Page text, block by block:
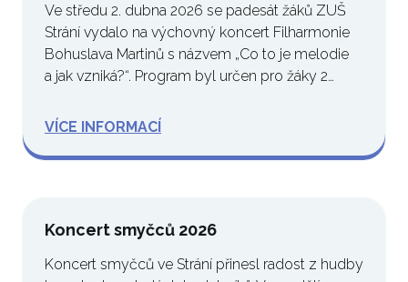
Ve středu 2. dubna 2026 se padesát žáků ZUŠ
Strání vydalo na výchovný koncert Filharmonie
Bohuslava Martinů s názvem „Co to je melodie
a jak vzniká?“. Program byl určen pro žáky 2…
VÍCE INFORMACÍ
Koncert smyčců 2026
Koncert smyčců ve Strání přinesl radost z hudby